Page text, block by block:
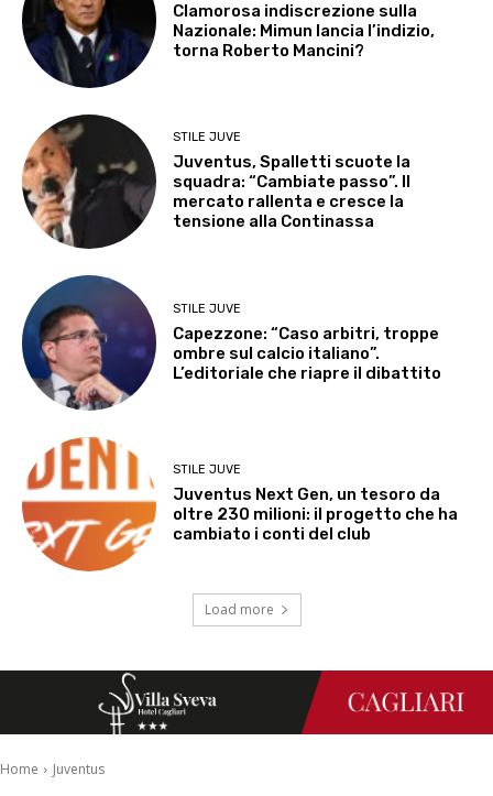
Clamorosa indiscrezione sulla
Nazionale: Mimun lancia l’indizio,
torna Roberto Mancini?
STILE JUVE
Juventus, Spalletti scuote la
squadra: “Cambiate passo”. Il
mercato rallenta e cresce la
tensione alla Continassa
STILE JUVE
Capezzone: “Caso arbitri, troppe
ombre sul calcio italiano”.
L’editoriale che riapre il dibattito
STILE JUVE
Juventus Next Gen, un tesoro da
oltre 230 milioni: il progetto che ha
cambiato i conti del club
Load more